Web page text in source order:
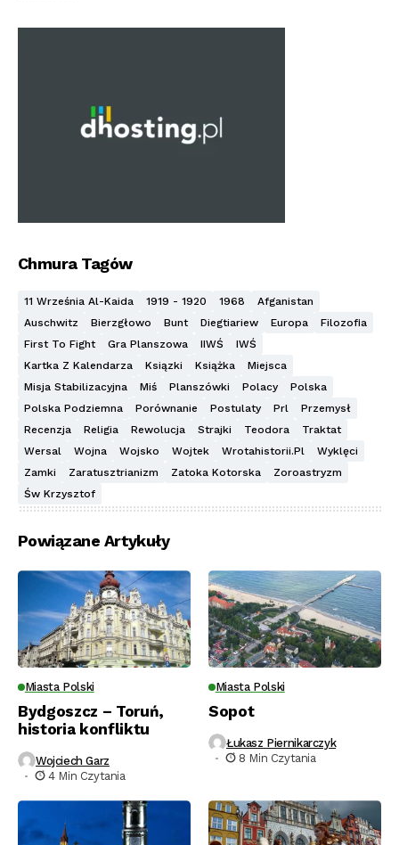
Chmura Tagów
11 Września Al-Kaida 1919 - 1920 1968
Afganistan
Auschwitz
Bierzgłowo Bunt Diegtiariew Europa
Filozofia
First To Fight
Gra Planszowa IIWŚ
IWŚ
Kartka Z Kalendarza
Ksiązki Książka
Miejsca
Misja Stabilizacyjna
Miś Planszówki Polacy
Polska
Polska Podziemna
Porównanie Postulaty Prl
Przemysł
Recenzja
Religia Rewolucja Strajki Teodora
Traktat
Wersal
Wojna Wojsko Wojtek Wrotahistorii.pl
Wyklęci
Zamki
Zaratusztrianizm Zatoka Kotorska
Zoroastryzm
Św Krzysztof
Powiązane Artykuły
Miasta Polski
Bydgoszcz – Toruń,
historia konfliktu
Wojciech Garz
4 Min Czytania
Miasta Polski
Sopot
Łukasz Piernikarczyk
8 Min Czytania